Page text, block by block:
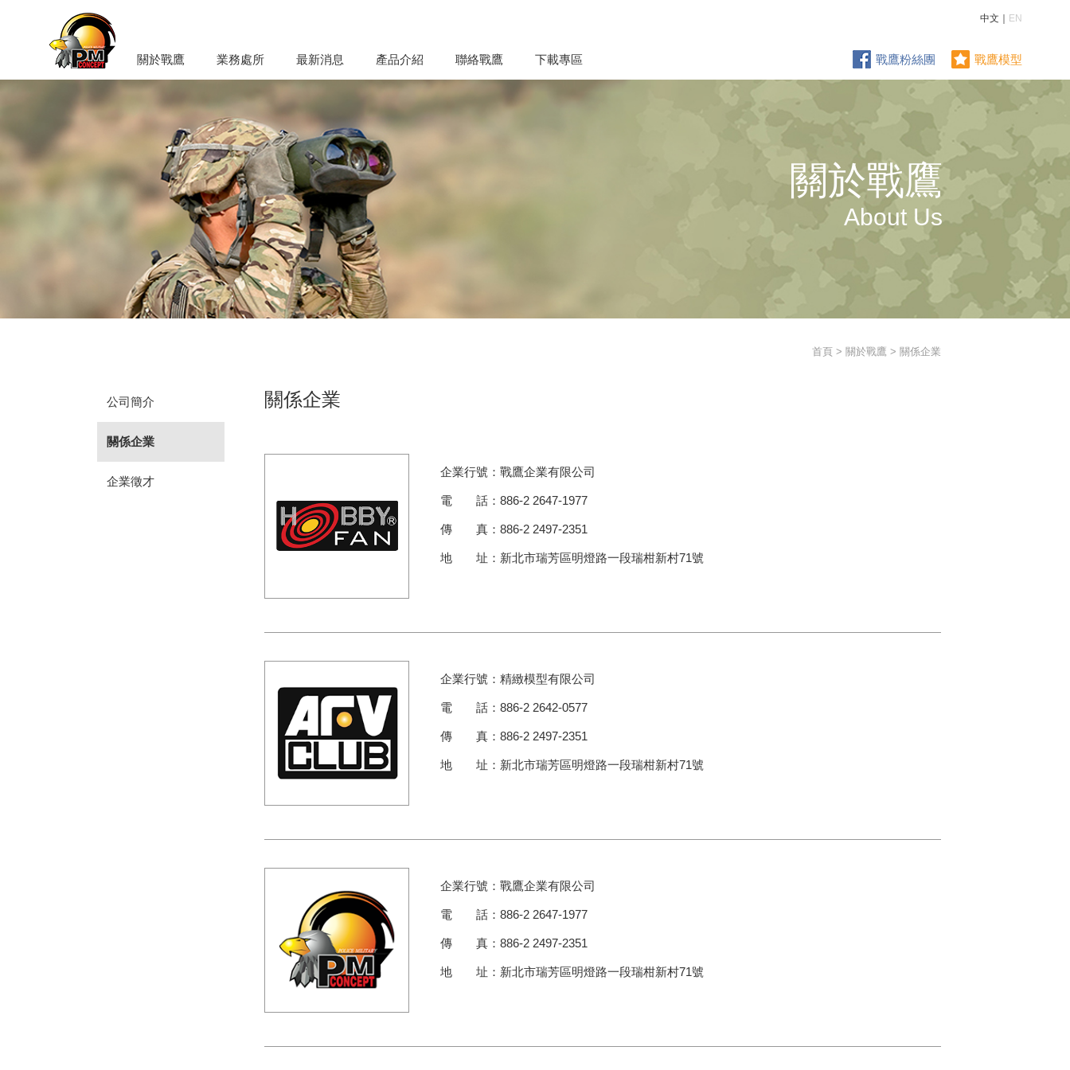
中文｜ EN
關於戰鷹 業務處所 最新消息 產品介紹 聯絡戰鷹 下載專區 戰鷹粉絲團 戰鷹模型
關於戰鷹
About Us
公司簡介
關係企業
企業徵才
首頁 > 關於戰鷹 > 關係企業
關係企業
企業行號：戰鷹企業有限公司
電 話：886-2 2647-1977
傳 真：886-2 2497-2351
地 址：新北市瑞芳區明燈路一段瑞柑新村71號
企業行號：精緻模型有限公司
電 話：886-2 2642-0577
傳 真：886-2 2497-2351
地 址：新北市瑞芳區明燈路一段瑞柑新村71號
企業行號：戰鷹企業有限公司
電 話：886-2 2647-1977
傳 真：886-2 2497-2351
地 址：新北市瑞芳區明燈路一段瑞柑新村71號